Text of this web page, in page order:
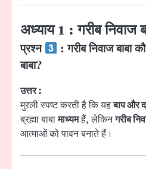
अध्याय 1 : गरीब निवाज
प्रश्न
: गरीब निवाज बाबा
बाबा?
उत्तर :
मुरली स्पष्ट करती है कि यहबाप और
ब्रह्मा बाबामाध्यमहैं, लेकिनगरीब
आत्माओं को पावन बनाते हैं।